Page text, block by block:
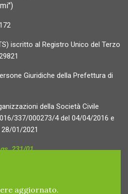
iscritto al Registro Unico del Terzo
Giuridiche della Prefettura di
della Società Civile
337/000273/4 del 04/04/2016 e
01/2021
231/01
aggiornato.